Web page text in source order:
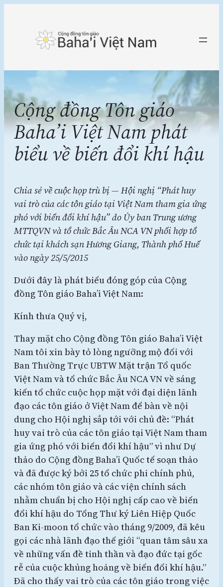
Cộng đồng Tôn giáo
Baha’i Việt Nam phát
biểu về biến đổi khí hậu
Chia sẻ về cuộc họp trù bị — Hội nghị “Phát huy
vai trò của các tôn giáo tại Việt Nam tham gia ứng
phó với biến đổi khí hậu” do Ủy ban Trung ương
MTTQVN và tổ chức Bắc Âu NCA VN phối hợp tổ
chức tại khách sạn Hương Giang, Thành phố Huế
vào ngày 25/5/2015
Dưới đây là phát biểu đóng góp của Cộng
đồng Tôn giáo Baha’i Việt Nam:
Kính thưa Quý vị,
Thay mặt cho Cộng đồng Tôn giáo Baha’i Việt
Nam tôi xin bày tỏ lòng ngưỡng mộ đối với
Ban Thường Trực UBTW Mặt trận Tổ quốc
Việt Nam và tổ chức Bắc Âu NCA VN về sáng
kiến tổ chức cuộc họp mặt với đại diện lãnh
đạo các tôn giáo ở Việt Nam để bàn về nội
dung cho Hội nghị sắp tới với chủ đề: “Phát
huy vai trò của các tôn giáo tại Việt Nam tham
gia ứng phó với biến đổi khí hậu” vì như Dự
thảo do Cộng đồng Baha’i Quốc tế soạn thảo
và đã được ký bởi 25 tổ chức phi chính phủ,
các nhóm tôn giáo và các viện chính sách
nhằm chuẩn bị cho Hội nghị cấp cao về biến
đổi khí hậu do Tổng Thư ký Liên Hiệp Quốc
Ban Ki-moon tổ chức vào tháng 9/2009, đã kêu
gọi các nhà lãnh đạo thế giới “quan tâm sâu xa
về những vấn đề tinh thần và đạo đức tại gốc
rễ của cuộc khủng hoảng về biến đổi khí hậu.”
Đã cho thấy vai trò của các tôn giáo trong việc